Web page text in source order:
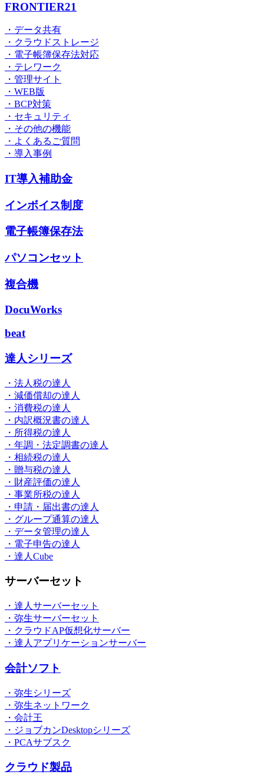
FRONTIER21
・データ共有
・クラウドストレージ
・電子帳簿保存法対応
・テレワーク
・管理サイト
・WEB版
・BCP対策
・セキュリティ
・その他の機能
・よくあるご質問
・導入事例
IT導入補助金
インボイス制度
電子帳簿保存法
パソコンセット
複合機
DocuWorks
beat
達人シリーズ
・法人税の達人
・減価償却の達人
・消費税の達人
・内訳概況書の達人
・所得税の達人
・年調・法定調書の達人
・相続税の達人
・贈与税の達人
・財産評価の達人
・事業所税の達人
・申請・届出書の達人
・グループ通算の達人
・データ管理の達人
・電子申告の達人
・達人Cube
サーバーセット
・達人サーバーセット
・弥生サーバーセット
・クラウドAP仮想化サーバー
・達人アプリケーションサーバー
会計ソフト
・弥生シリーズ
・弥生ネットワーク
・会計王
・ジョブカンDesktopシリーズ
・PCAサブスク
クラウド製品